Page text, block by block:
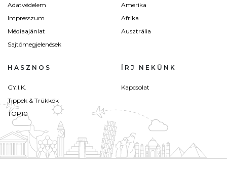
Adatvédelem
Impresszum
Médiaajánlat
Sajtómegjelenések
Amerika
Afrika
Ausztrália
HASZNOS
GY.I.K.
Tippek & Trükkök
TOP10
ÍRJ NEKÜNK
Kapcsolat